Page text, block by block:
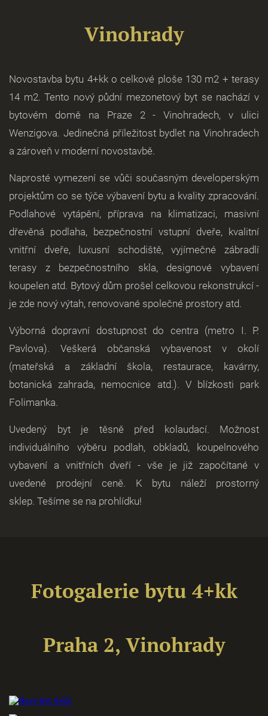
Vinohrady
Novostavba bytu 4+kk o celkové ploše 130 m2 + terasy
14 m2. Tento nový půdní mezonetový byt se nachází v
bytovém domě na Praze 2 - Vinohradech, v ulici
Wenzigova. Jedinečná příležitost bydlet na Vinohradech
a zároveň v moderní novostavbě.
Naprosté vymezení se vůči současným developerským
projektům co se týče výbavení bytu a kvality zpracování.
Podlahové vytápění, příprava na klimatizaci, masivní
dřevěná podlaha, bezpečnostní vstupní dveře, kvalitní
vnitřní dveře, luxusní schodiště, vyjímečné zábradlí
terasy z bezpečnostního skla, designové vybavení
koupelen atd. Bytový dům prošel celkovou rekonstrukcí -
je zde nový výtah, renovované společné prostory atd.
Výborná dopravní dostupnost do centra (metro I. P.
Pavlova). Veškerá občanská vybavenost v okolí
(mateřská a základní škola, restaurace, kavárny,
botanická zahrada, nemocnice atd.). V blízkosti park
Folimanka.
Uvedený byt je těsně před kolaudací. Možnost
individuálního výběru podlah, obkladů, koupelnového
vybavení a vnitřních dveří - vše je již započítané v
uvedené prodejní ceně. K bytu náleží prostorný
sklep. Tešíme se na prohlídku!
Fotogalerie bytu 4+kk
Praha 2, Vinohrady